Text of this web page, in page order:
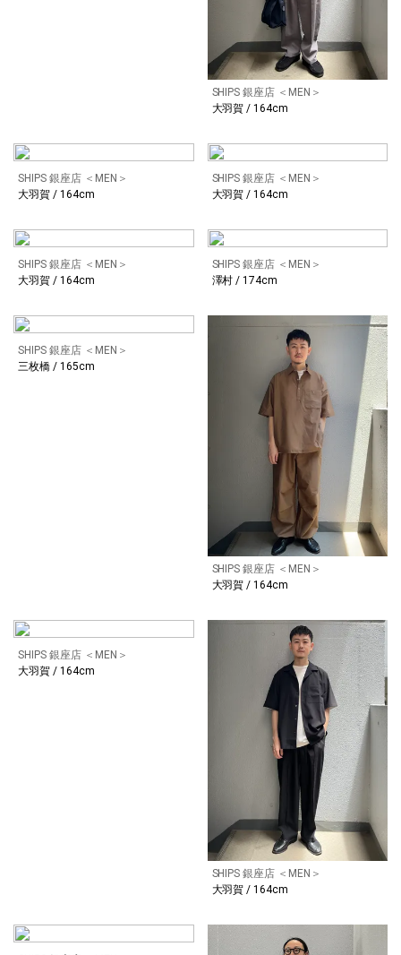
SHIPS 銀座店 ＜MEN＞
大羽賀 / 164cm
SHIPS 銀座店 ＜MEN＞
大羽賀 / 164cm
SHIPS 銀座店 ＜MEN＞
大羽賀 / 164cm
SHIPS 銀座店 ＜MEN＞
大羽賀 / 164cm
SHIPS 銀座店 ＜MEN＞
澤村 / 174cm
SHIPS 銀座店 ＜MEN＞
三枚橋 / 165cm
SHIPS 銀座店 ＜MEN＞
大羽賀 / 164cm
SHIPS 銀座店 ＜MEN＞
大羽賀 / 164cm
SHIPS 銀座店 ＜MEN＞
大羽賀 / 164cm